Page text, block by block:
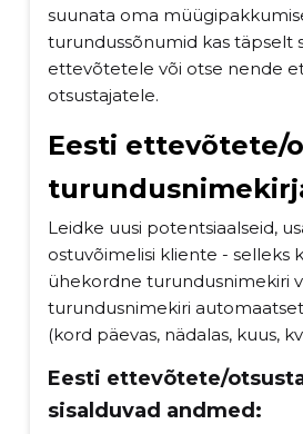
suunata oma
turundussõnumid kas täpselt
ettevõtetele või otse nende
otsustajatele.
Eesti ettevõtete/
Leidke uusi potentsiaalseid,
ostuvõimelisi kliente - selleks
ühekordne turundusnimekiri
turundusnimekiri
(kord päevas, nädalas, kuus,
Eesti ettevõtete/
sisalduvad andmed: